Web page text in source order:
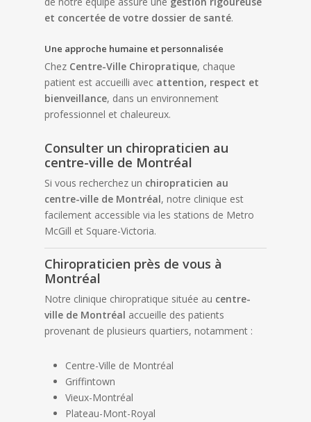
et concertée de votre dossier de santé.
Une approche humaine et personnalisée
Chez Centre-Ville Chiropratique, chaque
patient est accueilli avec attention, respect et
bienveillance, dans un environnement
professionnel et chaleureux.
Consulter un chiropraticien au
centre-ville de Montréal
Si vous recherchez un chiropraticien au
centre-ville de Montréal, notre clinique est
facilement accessible via les stations de Metro
McGill et Square-Victoria.
Chiropraticien près de vous à
Montréal
Notre clinique chiropratique située au centre-
ville de Montréal accueille des patients
provenant de plusieurs quartiers, notamment :
Centre-Ville de Montréal
Griffintown
Vieux-Montréal
Plateau-Mont-Royal